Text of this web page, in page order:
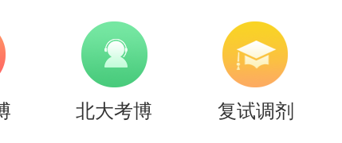
北-清北考研集训营，为清北考研
先行营、清北强基营、清北暑期
北冲刺营，更有清北清北半年营
北大考博 复试调剂